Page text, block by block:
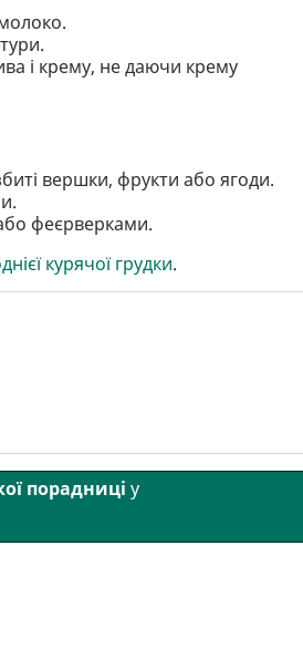
і крему, не даючи крему
вершки, фрукти або ягоди.
феєрверками.
курячої грудки.
порадниці у